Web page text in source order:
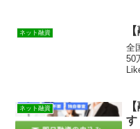
金
達
ネット融資
全
50
ネット融資
す